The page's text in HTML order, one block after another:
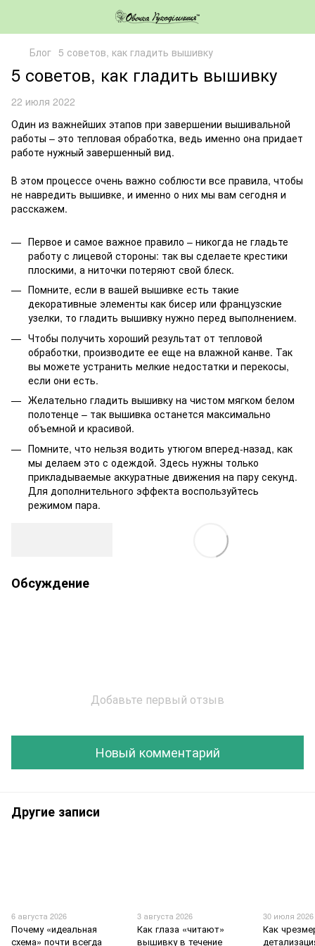
Блог 5 советов, как гладить вышивку
5 советов, как гладить вышивку
22 июля 2022
Один из важнейших этапов при завершении вышивальной
работы – это тепловая обработка, ведь именно она придает
работе нужный завершенный вид.
В этом процессе очень важно соблюсти все правила, чтобы
не навредить вышивке, и именно о них мы вам сегодня и
расскажем.
Первое и самое важное правило – никогда не гладьте
работу с лицевой стороны: так вы сделаете крестики
плоскими, а ниточки потеряют свой блеск.
Помните, если в вашей вышивке есть такие
декоративные элементы как бисер или французские
узелки, то гладить вышивку нужно перед выполнением.
Чтобы получить хороший результат от тепловой
обработки, производите ее еще на влажной канве. Так
вы можете устранить мелкие недостатки и перекосы,
если они есть.
Желательно гладить вышивку на чистом мягком белом
полотенце – так вышивка останется максимально
объемной и красивой.
Помните, что нельзя водить утюгом вперед-назад, как
мы делаем это с одеждой. Здесь нужны только
прикладываемые аккуратные движения на пару секунд.
Для дополнительного эффекта воспользуйтесь
режимом пара.
Обсуждение
Добавьте первый отзыв
Новый комментарий
Другие записи
6 августа 2026
Почему «идеальная
схема» почти всегда
3 августа 2026
Как глаза «читают»
вышивку в течение
30 июля 2026
Как